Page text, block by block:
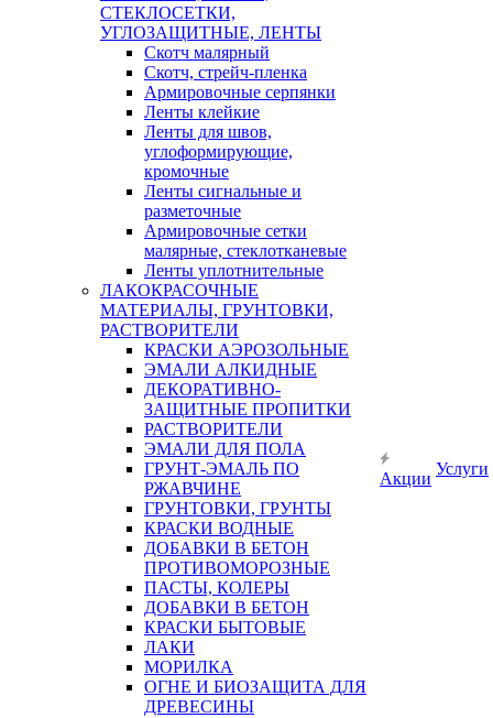
СТЕКЛОСЕТКИ,
УГЛОЗАЩИТНЫЕ, ЛЕНТЫ
Скотч малярный
Скотч, стрейч-пленка
Армировочные серпянки
Ленты клейкие
Ленты для швов,
углоформирующие,
кромочные
Ленты сигнальные и
разметочные
Армировочные сетки
малярные, стеклотканевые
Ленты уплотнительные
ЛАКОКРАСОЧНЫЕ
МАТЕРИАЛЫ, ГРУНТОВКИ,
РАСТВОРИТЕЛИ
КРАСКИ АЭРОЗОЛЬНЫЕ
ЭМАЛИ АЛКИДНЫЕ
ДЕКОРАТИВНО-
ЗАЩИТНЫЕ ПРОПИТКИ
РАСТВОРИТЕЛИ
ЭМАЛИ ДЛЯ ПОЛА
ГРУНТ-ЭМАЛЬ ПО
РЖАВЧИНЕ
ГРУНТОВКИ, ГРУНТЫ
КРАСКИ ВОДНЫЕ
ДОБАВКИ В БЕТОН
ПРОТИВОМОРОЗНЫЕ
ПАСТЫ, КОЛЕРЫ
ДОБАВКИ В БЕТОН
КРАСКИ БЫТОВЫЕ
ЛАКИ
МОРИЛКА
ОГНЕ И БИОЗАЩИТА ДЛЯ
ДРЕВЕСИНЫ
Акции
Услуги